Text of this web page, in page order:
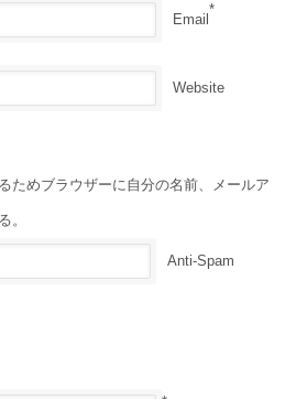
Email
*
Website
ためブラウザーに自分の名前、メールア
。
Anti-Spam